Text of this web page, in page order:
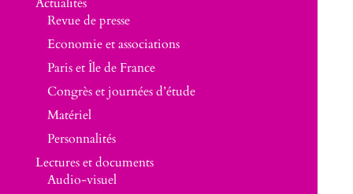
Revue de presse
Economie et associations
Paris et Île de France
Congrès et journées d’étude
Matériel
Personnalités
Lectures et documents
Audio-visuel